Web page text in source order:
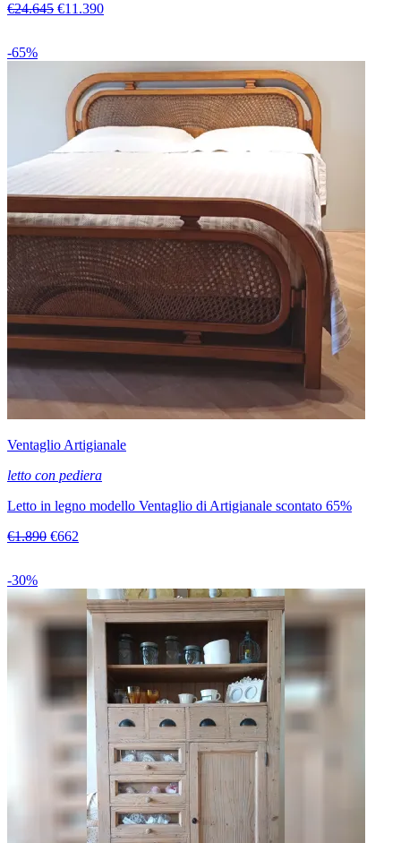
€24.645 €11.390
-65%
Ventaglio Artigianale
letto con pediera
Letto in legno modello Ventaglio di Artigianale scontato 65%
€1.890 €662
-30%